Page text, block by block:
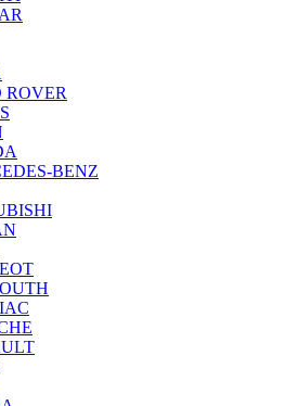
BENZ